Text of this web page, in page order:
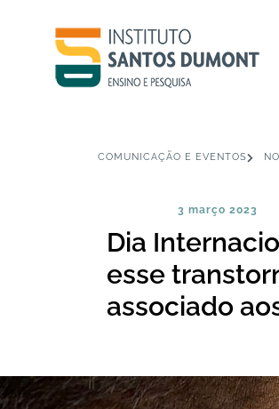
COMUNICAÇÃO E EVENTOS
3 março 2023
Dia
esse
associado